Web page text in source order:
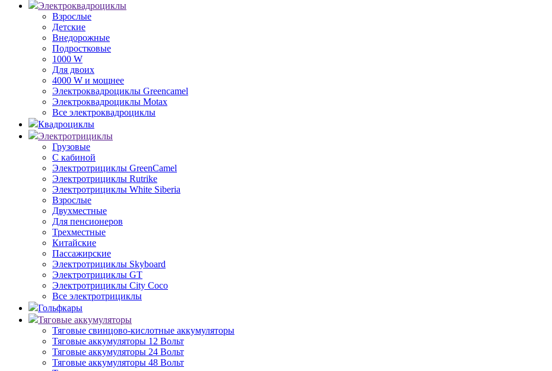
Электроквадроциклы
Взрослые
Детские
Внедорожные
Подростковые
1000 W
Для двоих
4000 W и мощнее
Электроквадроциклы Greencamel
Электроквадроциклы Motax
Все электроквадроциклы
Квадроциклы
Электротрициклы
Грузовые
С кабиной
Электротрициклы GreenCamel
Электротрициклы Rutrike
Электротрициклы White Siberia
Взрослые
Двухместные
Для пенсионеров
Трехместные
Китайские
Пассажирские
Электротрициклы Skyboard
Электротрициклы GT
Электротрициклы City Coco
Все электротрициклы
Гольфкары
Тяговые аккумуляторы
Тяговые свинцово-кислотные аккумуляторы
Тяговые аккумуляторы 12 Вольт
Тяговые аккумуляторы 24 Вольт
Тяговые аккумуляторы 48 Вольт